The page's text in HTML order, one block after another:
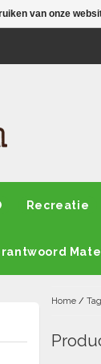
Recreatie
Home/
van onze